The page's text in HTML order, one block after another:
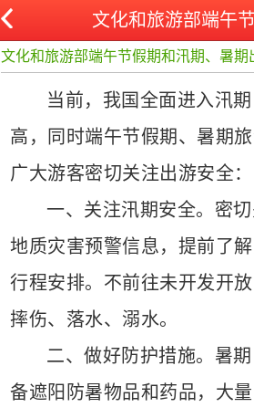
文化和旅游部端午
文化和旅游部端午节假期和汛期、暑期
当前，我国全面进入汛
高，同时端午节假期、暑期
广大游客密切关注出游安全：
一、关注汛期安全。密
地质灾害预警信息，提前了
行程安排。不前往未开发开
摔伤、落水、溺水。
二、做好防护措施。暑
备遮阳防暑物品和药品，大